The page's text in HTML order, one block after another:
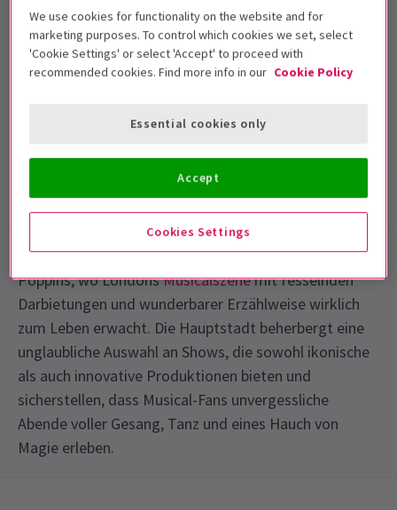
Prince Edward Theatre
Show-Infos Barrierefreiheit
Tauchen Sie ein in die bezaubernde Welt von Mary
Poppins, wo LondonsMusicalszenemit fesselnden
Darbietungen und wunderbarer Erzählweise wirklich
zum Leben erwacht. Die Hauptstadt beherbergt eine
unglaubliche Auswahl an Shows, die sowohl ikonische
als auch innovative Produktionen bieten und
sicherstellen, dass Musical-Fans unvergessliche
Abende voller Gesang, Tanz und eines Hauch von
Magie erleben.
We use cookies for functionality on the website and for
marketing purposes. To control which cookies we set, select
'Cookie Settings' or select 'Accept' to proceed with
recommended cookies. Find more info in our Cookie Policy
Cookies Settings
Essential cookies only
Accept